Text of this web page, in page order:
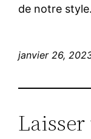
de notre style.
janvier 26,